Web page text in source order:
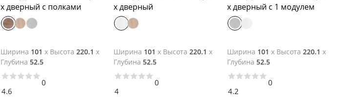
х дверный с полками
Ширина 101 x Высота 220.1 x
Глубина 52.5
4.6
0
х дверный
Ширина 101 x Высота 220.1 x
Глубина 52.5
4
0
х дверный с 1 модулем
Ширина 101 x Высота 220.1 x
Глубина 52.5
4.2
0